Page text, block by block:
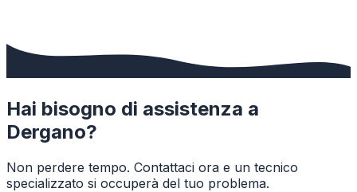
Hai bisogno di assistenza a
Dergano?
Non perdere tempo. Contattaci ora e un tecnico
specializzato si occuperà del tuo problema.